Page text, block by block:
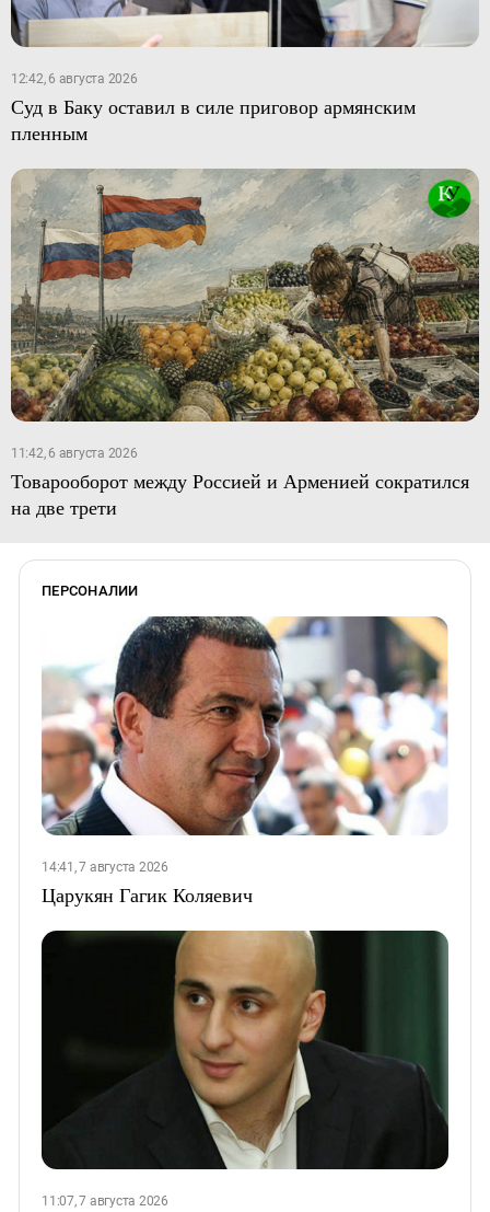
12:42, 6 августа 2026
Суд в Баку оставил в силе приговор армянским
пленным
11:42, 6 августа 2026
Товарооборот между Россией и Арменией сократился
на две трети
ПЕРСОНАЛИИ
14:41, 7 августа 2026
Царукян Гагик Коляевич
11:07, 7 августа 2026